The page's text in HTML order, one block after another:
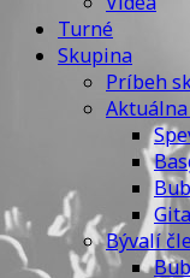
Turné
Skupina
Príbeh
Bývalí